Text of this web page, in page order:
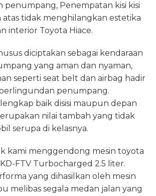
penumpang, Penempatan kisi kisi
atas tidak menghilangkan estetika
interior Toyota Hiace.
diciptakan sebagai kendaraan
yang aman dan nyaman,
seperti seat belt dan airbag hadir
perlingundan penumpang.
baik disisi maupun depan
nilai tambah yang tidak
serupa di kelasnya.
kami menggendong mesin toyota
FTV Turbocharged 2.5 liter.
yang dihasilkan oleh mesin
melibas segala medan jalan yang